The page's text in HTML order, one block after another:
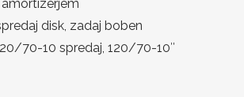
disk, zadaj boben
70-10 spredaj, 120/70-10″